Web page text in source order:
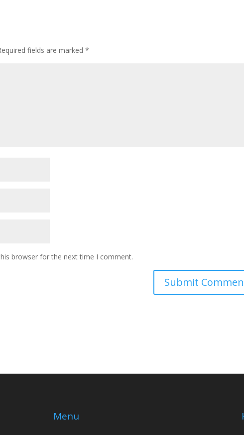
fields are marked*
browser for the next time I comment.
Menu